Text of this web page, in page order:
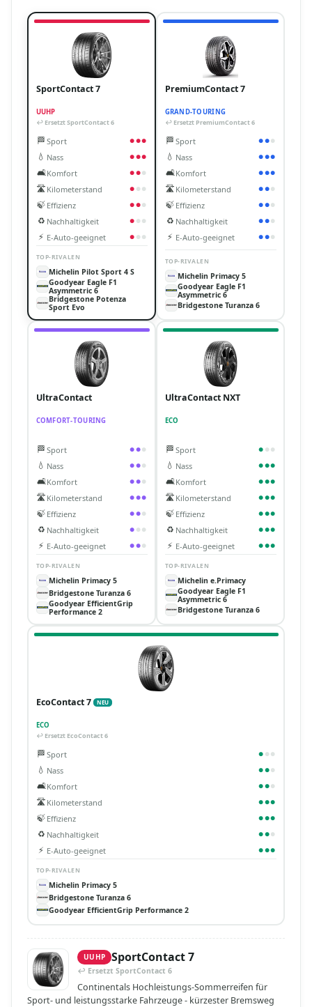
SportContact 7
UUHP
↩ Ersetzt SportContact 6
🏁 Sport ●●●
💧 Nass ●●●
🛋️Komfort ●●●
🛣️ Kilometerstand ● ● ●
🍃 Effizienz ●●●
♻️ Nachhaltigkeit ● ● ●
⚡ E-Auto-geeignet ● ● ●
TOP-RIVALEN
Michelin Pilot Sport 4 S
Goodyear Eagle F1
Asymmetric 6
Bridgestone Potenza
Sport Evo
PremiumContact 7
GRAND-TOURING
↩ Ersetzt PremiumContact 6
🏁 Sport ●●●
💧 Nass ●●●
🛋️Komfort ●●●
🛣️ Kilometerstand ●●●
🍃 Effizienz ●●●
♻️ Nachhaltigkeit ●●●
⚡ E-Auto-geeignet ●●●
TOP-RIVALEN
Michelin Primacy 5
Goodyear Eagle F1
Asymmetric 6
Bridgestone Turanza 6
UltraContact
COMFORT-TOURING
🏁 Sport ●●●
💧 Nass ●●●
🛋️Komfort ●●●
🛣️ Kilometerstand ●●●
🍃 Effizienz ●●●
♻️ Nachhaltigkeit ● ● ●
⚡ E-Auto-geeignet ●●●
TOP-RIVALEN
Michelin Primacy 5
Bridgestone Turanza 6
Goodyear EfficientGrip
Performance 2
UltraContact NXT
ECO
🏁 Sport ● ● ●
💧 Nass ●●●
🛋️Komfort ●●●
🛣️ Kilometerstand ●●●
🍃 Effizienz ●●●
♻️ Nachhaltigkeit ●●●
⚡ E-Auto-geeignet ●●●
TOP-RIVALEN
Michelin e.Primacy
Goodyear Eagle F1
Asymmetric 6
Bridgestone Turanza 6
EcoContact 7 NEU
ECO
↩ Ersetzt EcoContact 6
🏁 Sport ● ● ●
💧 Nass ●●●
🛋️Komfort ●●●
🛣️ Kilometerstand ●●●
🍃 Effizienz ●●●
♻️ Nachhaltigkeit ●●●
⚡ E-Auto-geeignet ●●●
TOP-RIVALEN
Michelin Primacy 5
Bridgestone Turanza 6
Goodyear EfficientGrip Performance 2
UUHP SportContact 7
↩ Ersetzt SportContact 6
Continentals Hochleistungs-Sommerreifen für
Sport- und leistungsstarke Fahrzeuge - kürzester Bremsweg